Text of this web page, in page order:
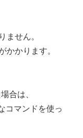
ません。
かかります。
合は、
コマンドを使っ